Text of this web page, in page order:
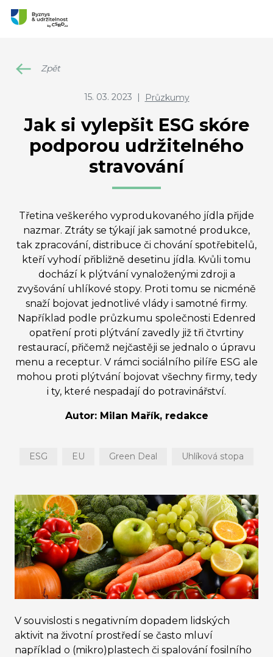
Zpět
15. 03. 2023 | Průzkumy
Jak si vylepšit ESG skóre
podporou udržitelného
stravování
Třetina veškerého vyprodukovaného jídla přijde
nazmar. Ztráty se týkají jak samotné produkce,
tak zpracování, distribuce či chování spotřebitelů,
kteří vyhodí přibližně desetinu jídla. Kvůli tomu
dochází k plýtvání vynaloženými zdroji a
zvyšování uhlíkové stopy. Proti tomu se nicméně
snaží bojovat jednotlivé vlády i samotné firmy.
Například podle průzkumu společnosti Edenred
opatření proti plýtvání zavedly již tři čtvrtiny
restaurací, přičemž nejčastěji se jednalo o úpravu
menu a receptur. V rámci sociálního pilíře ESG ale
mohou proti plýtvání bojovat všechny firmy, tedy
i ty, které nespadají do potravinářství.
Autor: Milan Mařík, redakce
ESG EU Green Deal Uhlíková stopa
V souvislosti s negativním dopadem lidských
aktivit na životní prostředí se často mluví
například o (mikro)plastech či spalování fosilního